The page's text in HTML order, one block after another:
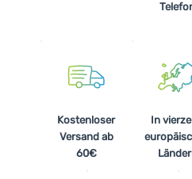
Kostenloser
Versand ab
60€
In